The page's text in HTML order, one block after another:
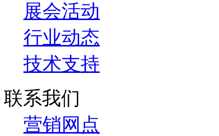
展会活动
行业动态
技术支持
联系我们
营销网点